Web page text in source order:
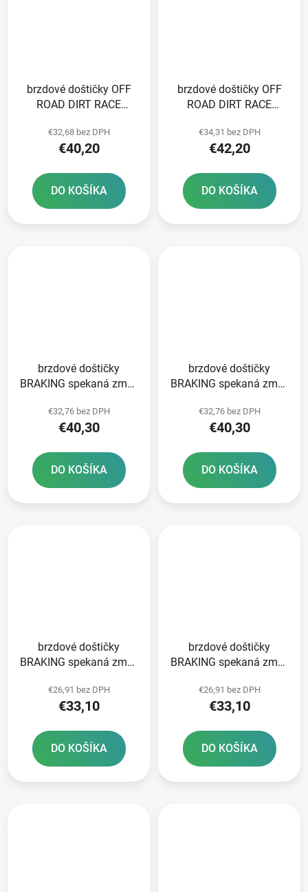
brzdové doštičky OFF
ROAD DIRT RACE
ks v balení
€32,68 bez DPH
€40,20
DO KOŠÍKA
brzdové doštičky OFF
ROAD DIRT RACE
ks v balení
€34,31 bez DPH
€42,20
DO KOŠÍKA
brzdové doštičky
BRAKING spekaná zmes
€32,76 bez DPH
€40,30
DO KOŠÍKA
brzdové doštičky
BRAKING spekaná zmes
€32,76 bez DPH
€40,30
DO KOŠÍKA
brzdové doštičky
BRAKING spekaná zmes
€26,91 bez DPH
€33,10
DO KOŠÍKA
brzdové doštičky
BRAKING spekaná zmes
€26,91 bez DPH
€33,10
DO KOŠÍKA